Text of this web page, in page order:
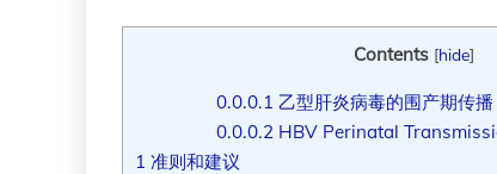
Contents [hide]
0.0.0.1 乙型肝炎病毒的围产期传播
0.0.0.2 HBV Perinatal
1 准则和建议